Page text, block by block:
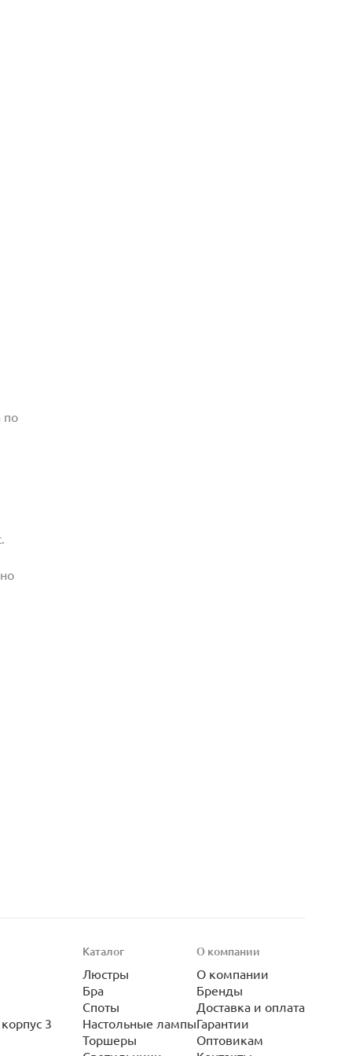
по
3
Каталог
Люстры
Бра
Споты
Настольные лампы
Торшеры
О компании
О компании
Бренды
Доставка и оплата
Гарантии
Оптовикам